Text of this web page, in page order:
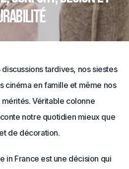
tardives, nos siestes
cinéma en famille et même nos
Véritable colonne
notre quotidien mieux que
de décoration.
in France est une décision qui